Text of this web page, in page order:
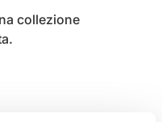
collezione